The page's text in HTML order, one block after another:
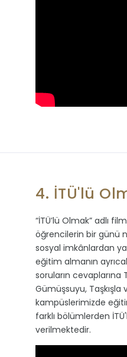
4. İTÜ'lü
“İTÜ’lü Olmak” adlı
öğrencilerin bir günü
sosyal imkânlardan
eğitim almanın
soruların cevaplarına
Gümüşsuyu, Taşkışla
kampüslerimizde
farklı bölümlerden
verilmektedir.